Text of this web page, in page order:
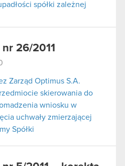
spółki zależnej
26/2011
Zarząd Optimus S.A.
skierowania do
wniosku w
uchwały zmierzającej
Spółki